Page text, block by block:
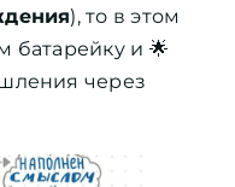
), то в этом
батарейку и 🌟
через